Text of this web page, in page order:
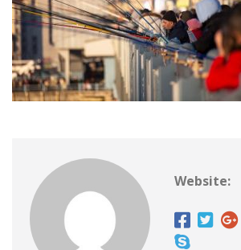
Website: